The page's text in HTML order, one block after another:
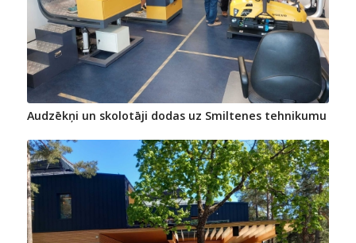
Audzēkņi un skolotāji dodas uz Smiltenes tehnikumu